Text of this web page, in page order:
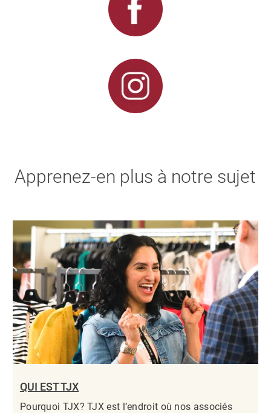
Apprenez-en plus à notre sujet
QUI EST TJX
Pourquoi TJX? TJX est l’endroit où nos associés